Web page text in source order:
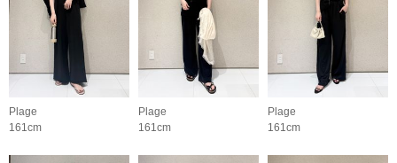
Plage
161cm
Plage
161cm
Plage
161cm